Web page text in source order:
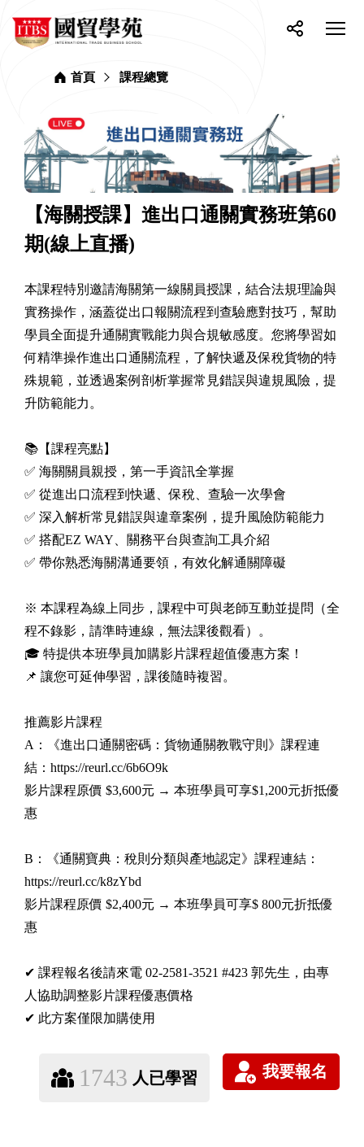
ITBS
國
貿
站
主
選
首頁 課程總覽
【海關授課】進出口通關實務班第60
期(線上直播)
本課程特別邀請海關第一線關員授課，結合法規理論與
實務操作，涵蓋從出口報關流程到查驗應對技巧，幫助
學員全面提升通關實戰能力與合規敏感度。您將學習如
何精準操作進出口通關流程，了解快遞及保稅貨物的特
殊規範，並透過案例剖析掌握常見錯誤與違規風險，提
升防範能力。
📚【課程亮點】
✅ 海關關員親授，第一手資訊全掌握
✅ 從進出口流程到快遞、保稅、查驗一次學會
✅ 深入解析常見錯誤與違章案例，提升風險防範能力
✅ 搭配EZ WAY、關務平台與查詢工具介紹
✅ 帶你熟悉海關溝通要領，有效化解通關障礙
※ 本課程為線上同步，課程中可與老師互動並提問（全
程不錄影，請準時連線，無法課後觀看）。
🎓 特提供本班學員加購影片課程超值優惠方案！
📌 讓您可延伸學習，課後隨時複習。
推薦影片課程
A：《進出口通關密碼：貨物通關教戰守則》課程連
結：https://reurl.cc/6b6O9k
影片課程原價 $3,600元 → 本班學員可享$1,200元折抵優
惠
B：《通關寶典：稅則分類與產地認定》課程連結：
https://reurl.cc/k8zYbd
影片課程原價 $2,400元 → 本班學員可享$ 800元折抵優
惠
✔ 課程報名後請來電 02-2581-3521 #423 郭先生，由專
人協助調整影片課程優惠價格
✔ 此方案僅限加購使用
1743 人已學習